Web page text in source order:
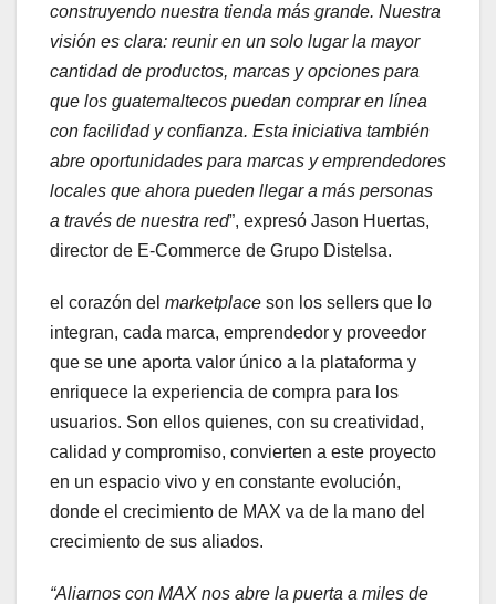
construyendo nuestra tienda más grande. Nuestra
visión es clara: reunir en un solo lugar la mayor
cantidad de productos, marcas y opciones para
que los guatemaltecos puedan comprar en línea
con facilidad y confianza. Esta iniciativa también
abre oportunidades para marcas y emprendedores
locales que ahora pueden llegar a más personas
a través de nuestra red”, expresó Jason Huertas,
director de E-Commerce de Grupo Distelsa.
el corazón del marketplace son los sellers que lo
integran, cada marca, emprendedor y proveedor
que se une aporta valor único a la plataforma y
enriquece la experiencia de compra para los
usuarios. Son ellos quienes, con su creatividad,
calidad y compromiso, convierten a este proyecto
en un espacio vivo y en constante evolución,
donde el crecimiento de MAX va de la mano del
crecimiento de sus aliados.
“Aliarnos con MAX nos abre la puerta a miles de